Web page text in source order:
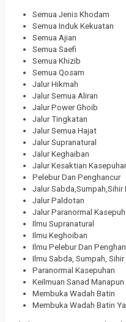
Semua Jenis Khodam
Semua Induk Kekuatan
Semua Ajian
Semua Saefi
Semua Khizib
Semua Qosam
Jalur Hikmah
Jalur Semua Aliran
Jalur Power Ghoib
Jalur Tingkatan
Jalur Semua Hajat
Jalur Supranatural
Jalur Keghaiban
Jalur Kesaktian
Pelebur Dan Penghancur
Jalur Sabda,Sumpah,Sihir
Jalur Paldotan
Jalur Paranormal
Ilmu Supranatural
Ilmu Keghoiban
Ilmu Pelebur Dan
Ilmu Sabda, Sumpah, Sihir
Paranormal Kasepuhan
Keilmuan Sanad Manapun
Membuka Wadah Batin
Membuka Wadah Batin